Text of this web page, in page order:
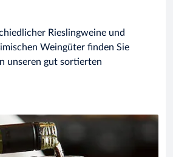
Rieslingweine und
Weingüter finden Sie
unseren gut sortierten